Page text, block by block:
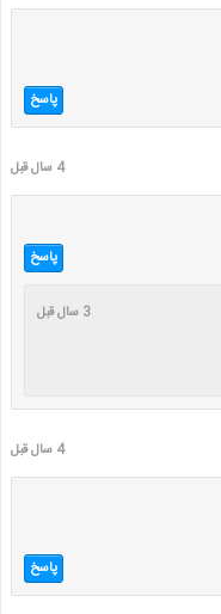
پاسخ
4 سال قبل
پاسخ
3 سال قبل
4 سال قبل
پاسخ